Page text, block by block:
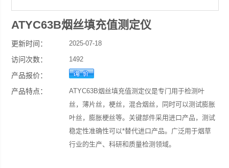
ATYC63B烟丝填充值测定仪
更新时间： 2025-07-18
访问次数： 1492
产品报价：
产品特点：
ATYC63B烟丝填充值测定仪是专门用于检测叶
丝，薄片丝，梗丝，混合烟丝，同时可以测试膨胀
叶丝，膨胀梗丝等。关键部件采用进口产品，测试
稳定性准确性可以*替代进口产品。广泛用于烟草
行业的生产、科研和质量检测领域。